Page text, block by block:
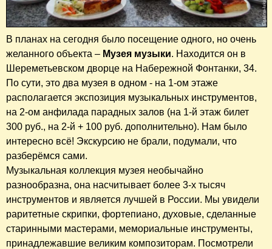
В планах на сегодня было посещение одного, но очень
желанного объекта – Музея музыки. Находится он в
Шереметьевском дворце на Набережной Фонтанки, 34.
По сути, это два музея в одном - на 1-ом этаже
располагается экспозиция музыкальных инструментов,
на 2-ом анфилада парадных залов (на 1-й этаж билет
300 руб., на 2-й + 100 руб. дополнительно). Нам было
интересно всё! Экскурсию не брали, подумали, что
разберёмся сами.
Музыкальная коллекция музея необычайно
разнообразна, она насчитывает более 3-х тысяч
инструментов и является лучшей в России. Мы увидели
раритетные скрипки, фортепиано, духовые, сделанные
старинными мастерами, мемориальные инструменты,
принадлежавшие великим композиторам. Посмотрели